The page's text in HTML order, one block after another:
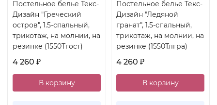
Постельное белье Текс-
Дизайн "Греческий
остров", 1.5-спальный,
трикотаж, на молнии, на
резинке (1550Тгост)
4 260 ₽
В корзину
Постельное белье Текс-
Дизайн "Ледяной
гранат", 1.5-спальный,
трикотаж, на молнии, на
резинке (1550Тлгра)
4 260 ₽
В корзину